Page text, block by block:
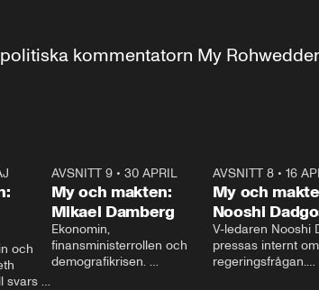
kommentatorn My
och
svars
AVSNITT 9• 30 APRIL
My och makten:
Mikael Damberg
Ekonomin,
finansministerrollen och
demografikrisen.
AVSNITT 8• 16
My och
Nooshi
V-ledaren Nooshi
pressas internt om
regeringsfrågan.